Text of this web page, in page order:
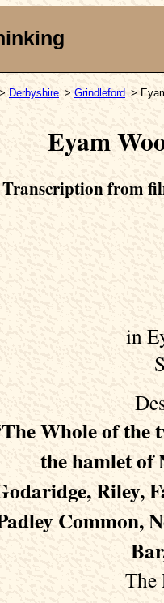
> Derbyshire > Grindleford >
Eyam
Transcription from
in
Whole of the
the hamlet of
Riley,
Common,
The